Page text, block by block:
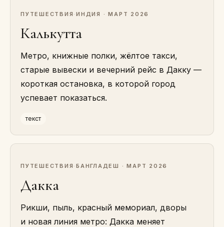
ПУТЕШЕСТВИЯ ·ИНДИЯ · МАРТ 2026
Калькутта
Метро, книжные полки, жёлтое такси,
старые вывески и вечерний рейс в Дакку —
короткая остановка, в которой город
успевает показаться.
текст
ПУТЕШЕСТВИЯ ·БАНГЛАДЕШ · МАРТ 2026
Дакка
Рикши, пыль, красный мемориал, дворы
и новая линия метро: Дакка меняет